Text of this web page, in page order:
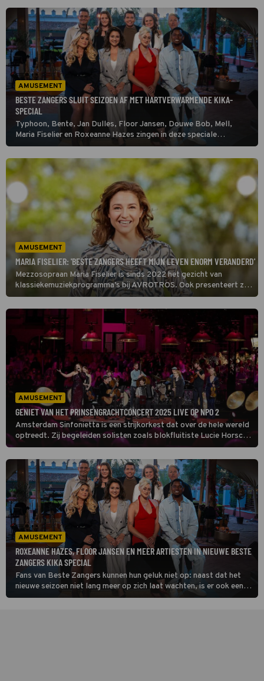
AMUSEMENT
BESTE ZANGERS SLUIT SEIZOEN AF MET HARTVERWARMENDE KIKA-
SPECIAL
Typhoon, Bente, Jan Dulles, Floor Jansen, Douwe Bob, Mell,
Maria Fiselier en Roxeanne Hazes zingen in deze speciale
aflevering van Beste Zangers duetten om aandacht te vragen voor
Stichting KiKa.
AMUSEMENT
MARIA FISELIER: 'BESTE ZANGERS HEEFT MIJN LEVEN ENORM VERANDERD'
Mezzosopraan Maria Fiselier is sinds 2022 het gezicht van
klassiekemuziekprogramma’s bij AVROTROS. Ook presenteert ze
het Prinsengrachtconcert. Ze voelt zich thuis in de spotlights.
‘Het podium heeft me altijd getrokken.’
AMUSEMENT
GENIET VAN HET PRINSENGRACHTCONCERT 2025 LIVE OP NPO 2
Amsterdam Sinfonietta is een strijkorkest dat over de hele wereld
optreedt. Zij begeleiden solisten zoals blokfluitiste Lucie Horsch
en countertenor John Holiday op het Prinsengrachtconcert 2025.
AMUSEMENT
ROXEANNE HAZES, FLOOR JANSEN EN MEER ARTIESTEN IN NIEUWE BESTE
ZANGERS KIKA SPECIAL
Fans van Beste Zangers kunnen hun geluk niet op: naast dat het
nieuwe seizoen niet lang meer op zich laat wachten, is er ook een
nieuwe Beste Zangers KiKa Special opgenomen, met